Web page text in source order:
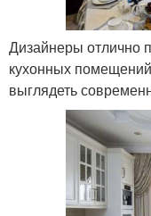
Дизайнеры отлично
кухонных
выглядеть